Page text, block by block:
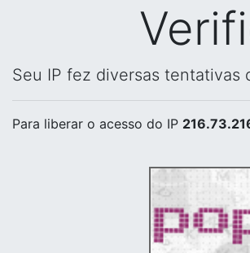
Seu IP fez diversas tentativas
Para liberar o acesso do IP